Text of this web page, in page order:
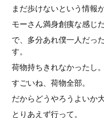
まだ歩けないという情報
モーさん満身創痍な感じだ
で、多分あれ僕一人だっ
す。
荷物持ちきれなかったし。
すごいね、荷物全部。
だからどうやろうよいか
とりあえず行って。